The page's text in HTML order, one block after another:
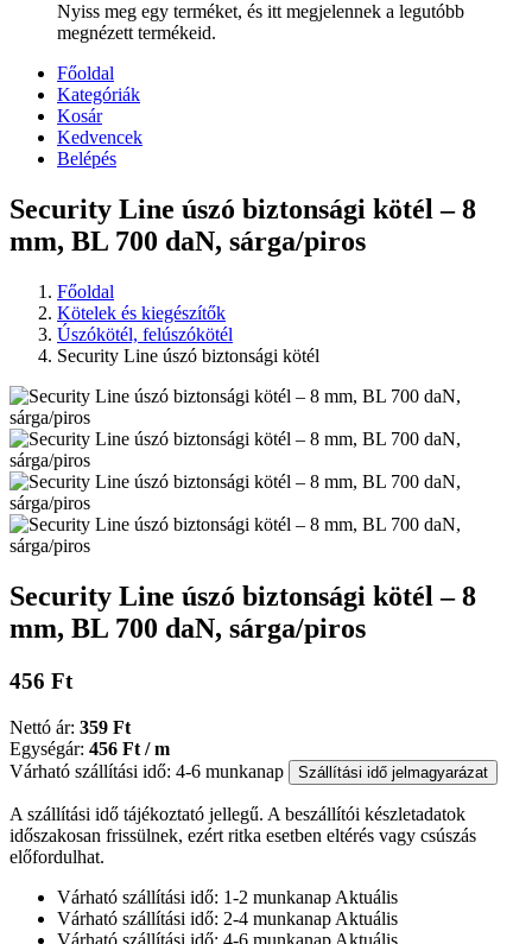
Nyiss meg egy terméket, és itt megjelennek a legutóbb
megnézett termékeid.
Főoldal
Kategóriák
Kosár
Kedvencek
Belépés
Security Line úszó biztonsági kötél – 8
mm, BL 700 daN, sárga/piros
Főoldal
Kötelek és kiegészítők
Úszókötél, felúszókötél
Security Line úszó biztonsági kötél
Security Line úszó biztonsági kötél – 8
mm, BL 700 daN, sárga/piros
456 Ft
Nettó ár: 359 Ft
Egységár: 456 Ft / m
Várható szállítási idő: 4-6 munkanap
Szállítási idő jelmagyarázat
A szállítási idő tájékoztató jellegű. A beszállítói készletadatok
időszakosan frissülnek, ezért ritka esetben eltérés vagy csúszás
előfordulhat.
Várható szállítási idő: 1-2 munkanap Aktuális
Várható szállítási idő: 2-4 munkanap Aktuális
Várható szállítási idő: 4-6 munkanap Aktuális